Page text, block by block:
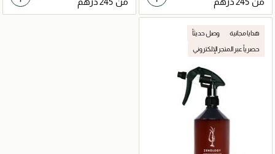
هدايا مجانية وصل حديثاً
حصرياً عبر المتجر الإلكتروني